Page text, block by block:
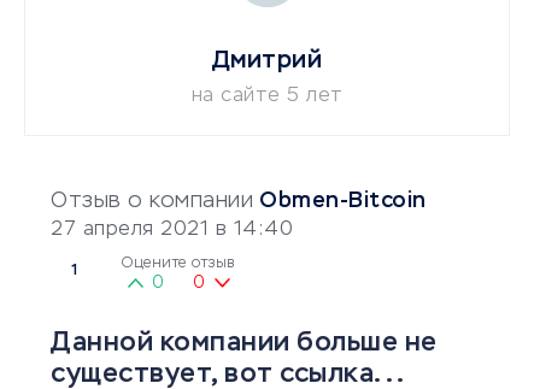
Отзыв о компании Obmen-Bitcoin
27 апреля 2021 в 14:40
1 Оцените отзыв
0 0
Данной компании больше не
существует, вот ссылка...
Дмитрий
на сайте 5 лет